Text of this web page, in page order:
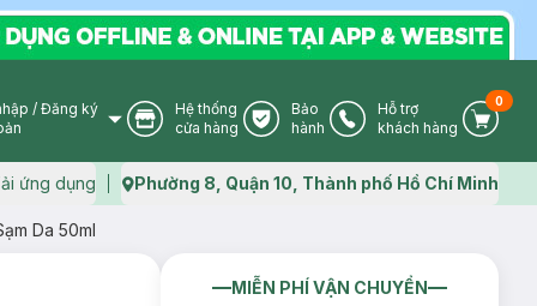
User Icon
/ Đăng ký
Store Icon
Hệ thống
cửa hàng
Warranty Icon
Bảo
hành
Phone Icon
Hỗ trợ
khách hàng
Cart
0
ứng dụng Map icon
Phường 8, Quận 10, Thành phố Hồ Chí Minh
Da 50ml
MIỄN PHÍ VẬN CHUYỂN